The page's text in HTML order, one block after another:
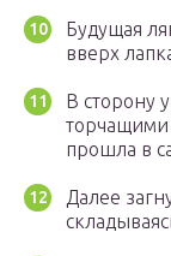
Будущая
вверх
В сторону
торчащими
прошла в
Далее